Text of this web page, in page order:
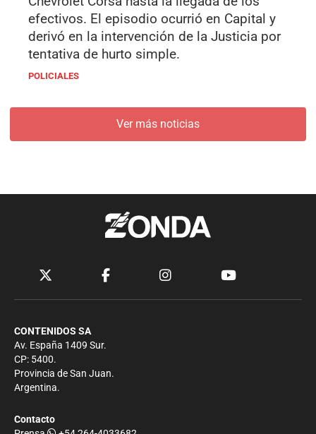
efectivos. El episodio ocurrió en Capital y
derivó en la intervención de la Justicia por
tentativa de hurto simple.
POLICIALES
Ver más noticias
CONTENIDOS SA
Av. España 1409 Sur.
CP: 5400.
Provincia de San Juan.
Argentina.
Contacto